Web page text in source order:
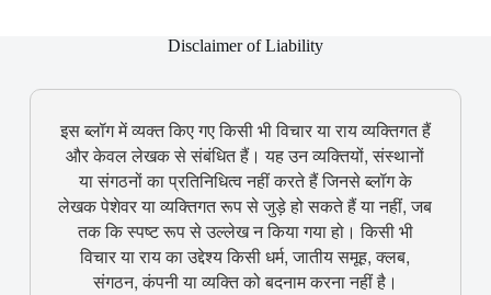
Disclaimer of Liability
इस ब्लॉग में व्यक्त किए गए किसी भी विचार या राय व्यक्तिगत हैं
और केवल लेखक से संबंधित हैं। यह उन व्यक्तियों, संस्थानों
या संगठनों का प्रतिनिधित्व नहीं करते हैं जिनसे ब्लॉग के
लेखक पेशेवर या व्यक्तिगत रूप से जुड़े हो सकते हैं या नहीं, जब
तक कि स्पष्ट रूप से उल्लेख न किया गया हो। किसी भी
विचार या राय का उद्देश्य किसी धर्म, जातीय समूह, क्लब,
संगठन, कंपनी या व्यक्ति को बदनाम करना नहीं है।